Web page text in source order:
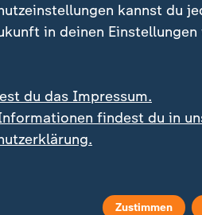
Rückzug:
tiefe Zäsur für
kannst du
in deinen
du das Impressum.
findest du in
Zustimmen